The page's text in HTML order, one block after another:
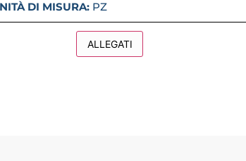
DI MISURA:PZ
ALLEGATI